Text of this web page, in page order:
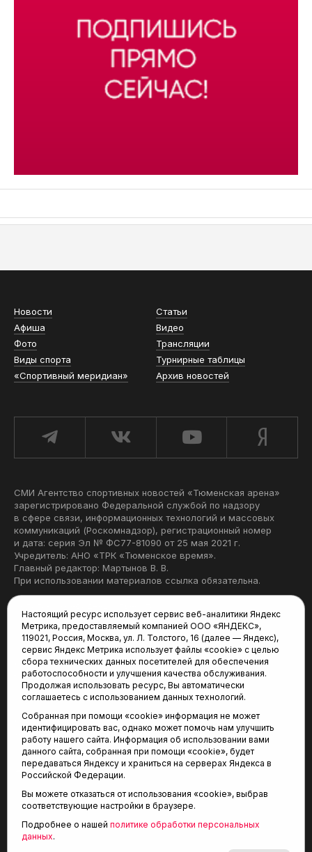
Новости
Статьи
Афиша
Видео
Фото
Трансляции
Виды спорта
Турнирные таблицы
«Спортивный меридиан»
Архив новостей
СМИ Агентство спортивных новостей «Тюменская арена»
зарегистрировано Федеральной службой по надзору
в сфере связи, информационных технологий и массовых
коммуникаций (Роскомнадзор), регистрационный номер
и дата: серия Эл № ФС77-81090 от 25 мая 2021 г.
Учредитель: АНО «ТРК «Тюменское время».
Главный редактор: Мартынов В. В.
При использовании материалов ссылка обязательна.
Редакция:
625035, Тюмень, пр. Геологоразведчиков, 28А
(3452) 68-22-28
tum-arena@mail.ru
Отдел продаж:
(3452) 68-89-78
kotovaev@sibinformburo.ru
© 2001-2026 Агентство спортивных новостей
Настоящий ресурс использует сервис веб-аналитики Яндекс
Метрика, предоставляемый компанией ООО «ЯНДЕКС»,
119021, Россия, Москва, ул. Л. Толстого, 16 (далее — Яндекс),
сервис Яндекс Метрика использует файлы «cookie» с целью
сбора технических данных посетителей для обеспечения
работоспособности и улучшения качества обслуживания.
Продолжая использовать ресурс, Вы автоматически
соглашаетесь с использованием данных технологий.
Собранная при помощи «cookie» информация не может
идентифицировать вас, однако может помочь нам улучшить
работу нашего сайта. Информация об использовании вами
данного сайта, собранная при помощи «cookie», будет
передаваться Яндексу и храниться на серверах Яндекса в
Российской Федерации.
Вы можете отказаться от использования «cookie», выбрав
соответствующие настройки в браузере.
Подробнее о нашей политике обработки персональных
данных.